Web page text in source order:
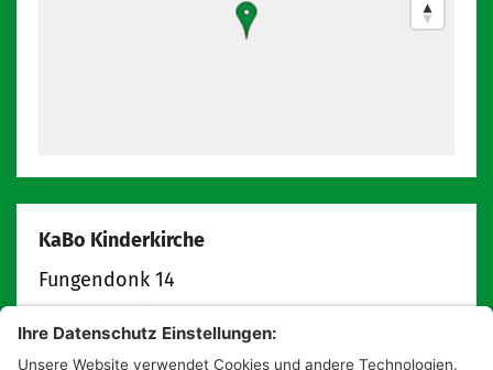
KaBo Kinderkirche
Fungendonk 14
info@kabokinderkirche.de